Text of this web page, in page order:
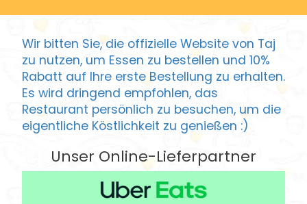
Wir bitten Sie, die offizielle Website von Taj
zu nutzen, um Essen zu bestellen und 10%
Rabatt auf Ihre erste Bestellung zu erhalten.
Es wird dringend empfohlen, das
Restaurant persönlich zu besuchen, um die
eigentliche Köstlichkeit zu genießen :)
Unser Online-Lieferpartner